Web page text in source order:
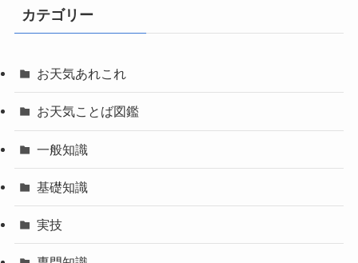
2023年8月
2023年6月
カテゴリー
お天気あれこれ
お天気ことば図鑑